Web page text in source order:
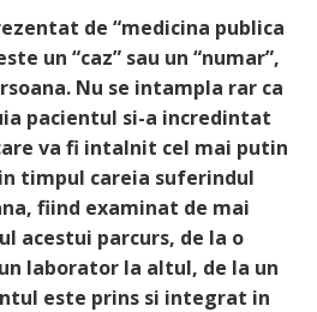
de “medicina publica
un “caz” sau un “numar”,
Nu se intampla rar ca
pacientul si-a incredintat
va fi intalnit cel mai putin
timpul careia suferindul
fiind examinat de mai
acestui parcurs, de la o
laborator la altul, de la un
este prins si integrat in